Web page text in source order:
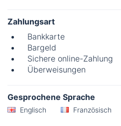
Zahlungsart
Bankkarte
Bargeld
Sichere online-Zahlung
Überweisungen
Gesprochene Sprache
Englisch Französisch